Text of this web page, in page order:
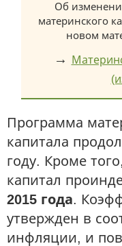
Об
материнского
новом
→
Программа
капитала
году. Кроме
капитал
2015 года.
утвержден в
инфляции, и